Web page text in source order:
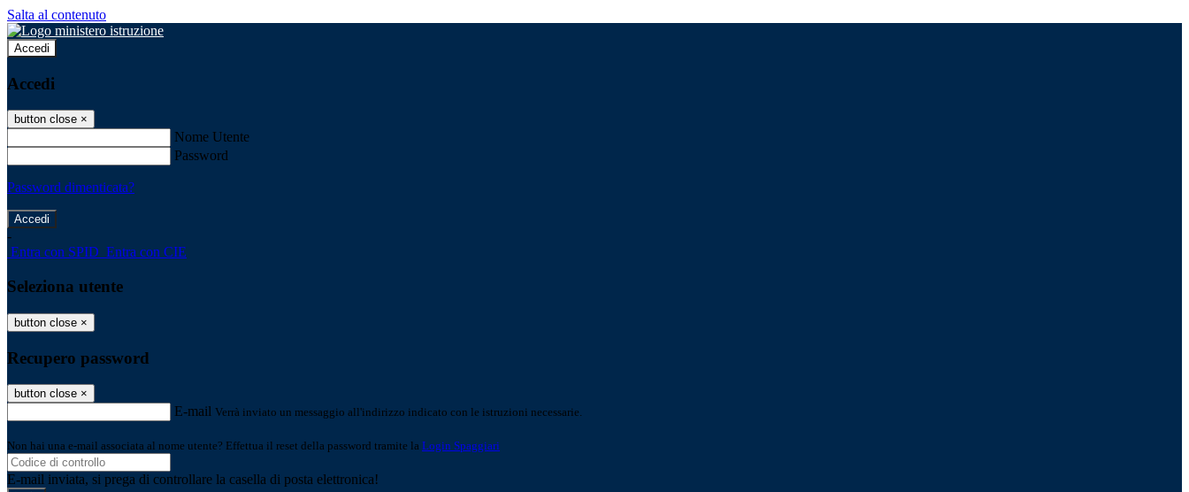
Salta al contenuto
Accedi
Accedi
button close ×
Nome Utente
Password
Password dimenticata?
-
Entra con SPID Entra con CIE
Seleziona utente
button close ×
Recupero password
button close ×
E-mail Verrà inviato un messaggio all'indirizzo indicato con le istruzioni necessarie.
Non hai una e-mail associata al nome utente? Effettua il reset della password tramite la Login Spaggiari
E-mail inviata, si prega di controllare la casella di posta elettronica!